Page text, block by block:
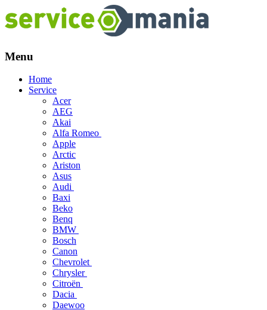
Menu
Skip
Home
Service
Acer
AEG
Akai
Alfa Romeo
Apple
Arctic
Ariston
Asus
Audi
Baxi
Beko
Benq
BMW
Bosch
Canon
Chevrolet
Chrysler
Citroën
Dacia
Daewoo